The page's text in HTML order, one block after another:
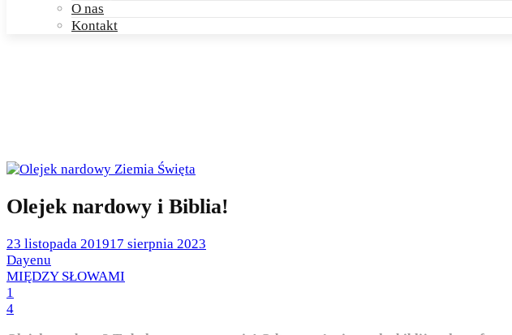
O nas
Kontakt
Olejek nardowy i Biblia!
Posted
on
23 listopada 201917 sierpnia 2023
by
Dayenu
Posted
in
MIĘDZY SŁOWAMI
1
4